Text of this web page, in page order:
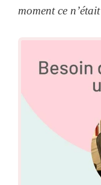
moment ce